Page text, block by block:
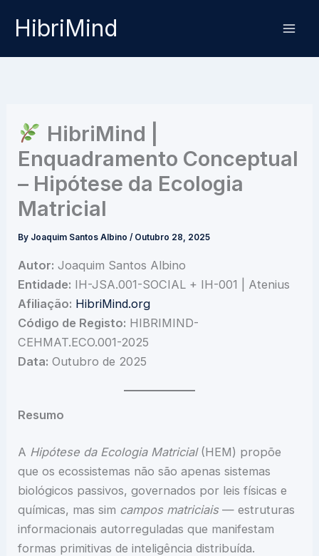
HibriMind
HibriMind |
Enquadramento Conceptual
– Hipótese da Ecologia
Matricial
By Joaquim Santos Albino/ Outubro 28, 2025
Autor: Joaquim Santos Albino
Entidade: IH-JSA.001-SOCIAL + IH-001 | Atenius
Afiliação: HibriMind.org
Código de Registo: HIBRIMIND-
CEHMAT.ECO.001-2025
Data: Outubro de 2025
Resumo
A Hipótese da Ecologia Matricial(HEM) propõe
que os ecossistemas não são apenas sistemas
biológicos passivos, governados por leis físicas e
químicas, mas sim campos matriciais— estruturas
informacionais autorreguladas que manifestam
formas primitivas de inteligência distribuída.